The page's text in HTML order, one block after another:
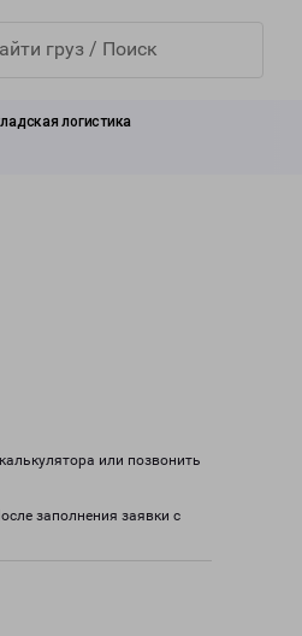
логистика
или позвонить
заполнения заявки с